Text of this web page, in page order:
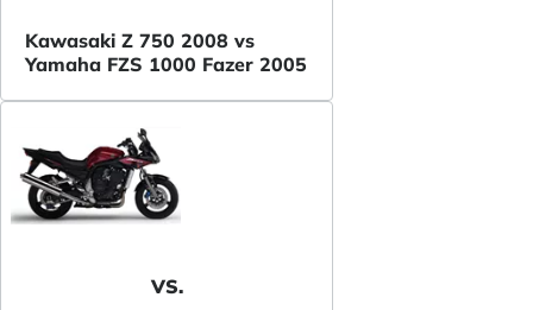
Kawasaki Z 750 2008 vs
Yamaha FZS 1000 Fazer 2005
VS.